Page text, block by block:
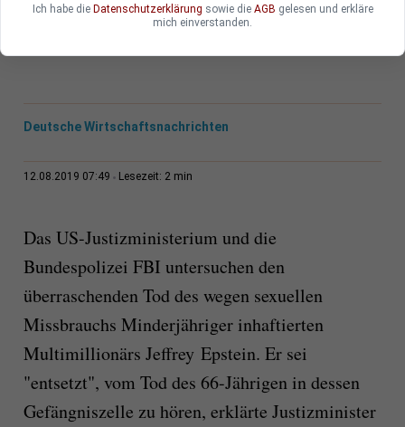
gefunden. Epstein pflegte gute Kontakte in die
Deutsche Wirtschaftsnachrichten
12.08.2019 07:49 Lesezeit: 2 min
Das US-Justizministerium und die
Bundespolizei FBI untersuchen den
überraschenden Tod des wegen sexuellen
Missbrauchs Minderjähriger inhaftierten
Multimillionärs Jeffrey Epstein. Er sei
"entsetzt", vom Tod des 66-Jährigen in dessen
Gefängniszelle zu hören, erklärte Justizminister
Ich habe die Datenschutzerklärung sowie die AGB gelesen und erkläre
mich einverstanden.